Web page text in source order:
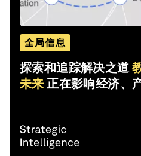
全局信息
探索和追踪解决之道
未来 正在影响经济、